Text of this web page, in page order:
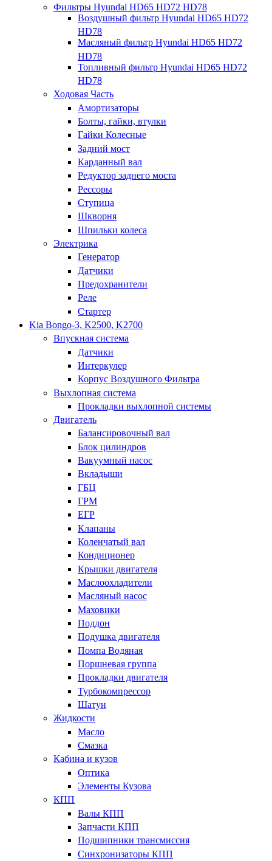
Фильтры Hyundai HD65 HD72 HD78
Воздушный фильтр Hyundai HD65 HD72
HD78
Масляный фильтр Hyundai HD65 HD72
HD78
Топливный фильтр Hyundai HD65 HD72
HD78
Ходовая Часть
Амортизаторы
Болты, гайки, втулки
Гайки Колесные
Задний мост
Карданный вал
Редуктор заднего моста
Рессоры
Ступица
Шкворня
Шпильки колеса
Электрика
Генератор
Датчики
Предохранители
Реле
Стартер
Kia Bongo-3, K2500, K2700
Впускная система
Датчики
Интеркулер
Корпус Воздушного Фильтра
Выхлопная система
Прокладки выхлопной системы
Двигатель
Балансировочный вал
Блок цилиндров
Вакуумный насос
Вкладыши
ГБЦ
ГРМ
ЕГР
Клапаны
Коленчатый вал
Кондиционер
Крышки двигателя
Маслоохладители
Масляный насос
Маховики
Поддон
Подушка двигателя
Помпа Водяная
Поршневая группа
Прокладки двигателя
Турбокомпрессор
Шатун
Жидкости
Масло
Смазка
Кабина и кузов
Оптика
Элементы Кузова
КПП
Валы КПП
Запчасти КПП
Подшипники трансмиссия
Синхронизаторы КПП